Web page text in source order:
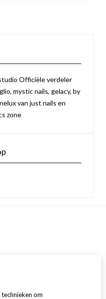
Officiële verdeler
mystic nails, gelacy, by
van just nails en
zone
om